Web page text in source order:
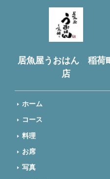
居魚屋うおはん 稲荷町
店
ホーム
コース
料理
お席
写真